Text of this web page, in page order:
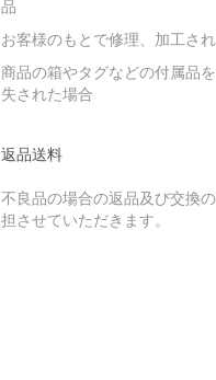
品
お客様のもとで修理、加工さ
商品の箱やタグなどの付属品
失された場合
返品送料
不良品の場合の返品及び交換
担させていただきます。